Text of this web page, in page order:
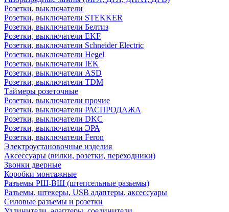
Розетки, выключатели
Розетки, выключатели STEKKER
Розетки, выключатели Белтиз
Розетки, выключатели EKF
Розетки, выключатели Schneider Electric
Розетки, выключатели Hegel
Розетки, выключатели IEK
Розетки, выключатели ASD
Розетки, выключатели TDM
Таймеры розеточные
Розетки, выключатели прочие
Розетки, выключатели РАСПРОДАЖА
Розетки, выключатели DKC
Розетки, выключатели ЭРА
Розетки, выключатели Feron
Электроустановочные изделия
Аксессуары (вилки, розетки, переходники)
Звонки дверные
Коробки монтажные
Разъемы РШ-ВШ (штепсельные разьемы)
Разъемы, штекеры, USB адаптеры, аксессуары
Силовые разъемы и розетки